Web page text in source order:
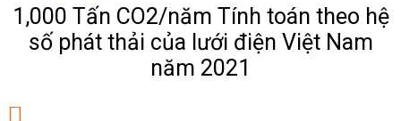
1,000 Tấn CO2/năm Tính toán theo hệ
số phát thải của lưới điện Việt Nam
năm 2021